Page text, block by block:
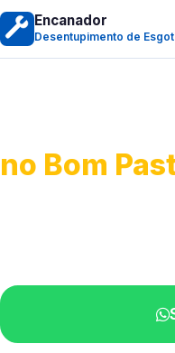
Encanador
Desentupimento de
no Bom